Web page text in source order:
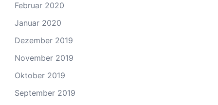
Februar 2020
Januar 2020
Dezember 2019
November 2019
Oktober 2019
September 2019